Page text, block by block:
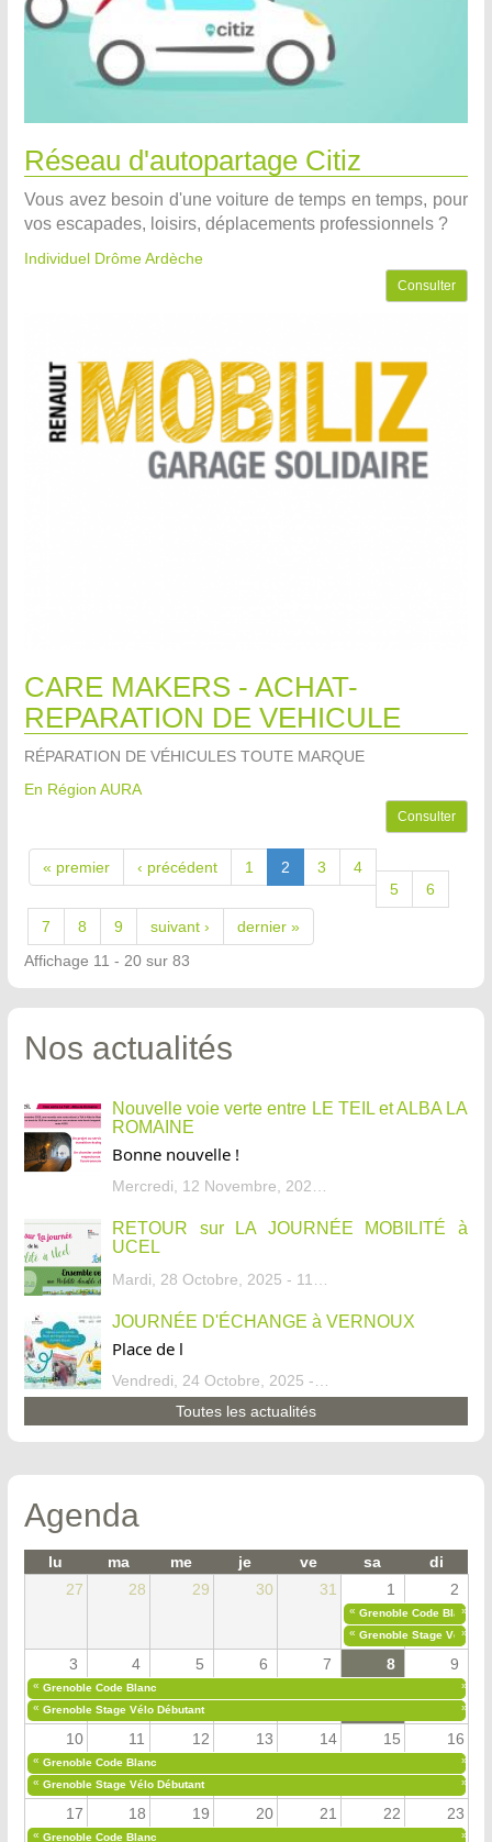
Réseau d'autopartage Citiz
Vous avez besoin d'une voiture de temps en temps, pour
vos escapades, loisirs, déplacements professionnels ?
Individuel Drôme Ardèche
Consulter
CARE MAKERS - ACHAT-
REPARATION DE VEHICULE
RÉPARATION DE VÉHICULES TOUTE MARQUE
En Région AURA
Consulter
« premier ‹ précédent 1 2 3
4
5
6
7 8 9 suivant ›
dernier »
Affichage 11 - 20 sur 83
Nos actualités
Nouvelle voie verte entre LE TEIL et ALBA LA
ROMAINE
Bonne nouvelle !
Mercredi, 12 Novembre, 2025 - 13:34
RETOUR sur LA JOURNÉE MOBILITÉ à
UCEL
Mardi, 28 Octobre, 2025 - 11:46
JOURNÉE D'ÉCHANGE à VERNOUX
Place de l
Vendredi, 24 Octobre, 2025 - 13:07
Toutes les actualités
Agenda
lu ma me je ve sa
di
27
28 29 30 31 1 2
« Grenoble Code Blanc
»
« Grenoble Stage Vélo
»
3 4 5 6 7 8 9
« Grenoble Code Blanc
»
« Grenoble Stage Vélo Débutant »
10 11 12 13 14 15 16
« Grenoble Code Blanc
»
« Grenoble Stage Vélo Débutant »
17 18 19 20 21 22 23
« Grenoble Code Blanc »